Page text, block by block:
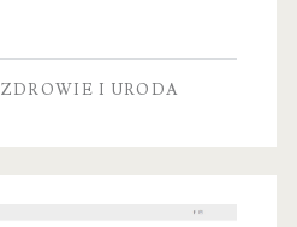
ZDROWIE I URODA